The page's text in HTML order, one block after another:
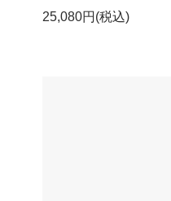
25,080円(税込)